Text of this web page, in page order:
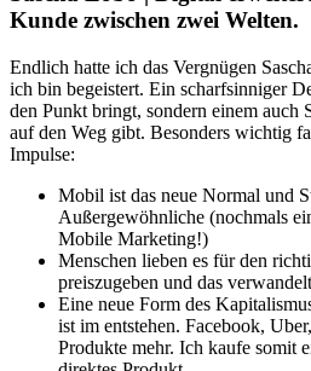
Kunde zwischen zwei Welten.
Endlich hatte ich das Vergnügen
ich bin begeistert. Ein scharfsinniger
den Punkt bringt, sondern einem
auf den Weg gibt. Besonders wichtig
Impulse:
Mobil ist das neue Normal und
Außergewöhnliche (nochmals
Mobile Marketing!)
Menschen lieben es für den
preiszugeben und das
Eine neue Form des
ist im entstehen. Facebook,
Produkte mehr. Ich kaufe somit